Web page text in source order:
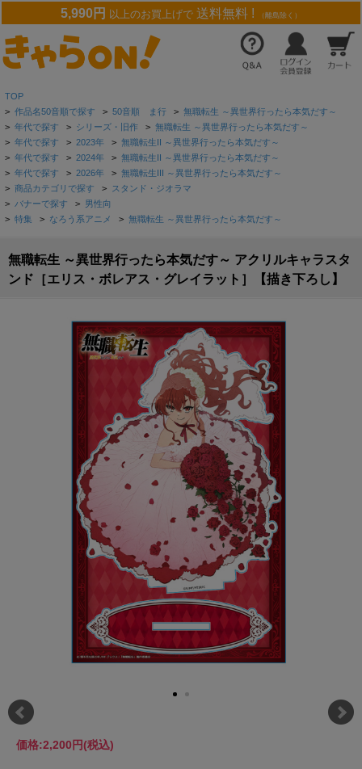
5,990円 以上のお買上げで 送料無料 ! （離島除く）
TOP
> 作品名50音順で探す > 50音順 ま行 > 無職転生 ～異世界行ったら本気だす～
> 年代で探す > シリーズ・旧作 > 無職転生 ～異世界行ったら本気だす～
> 年代で探す > 2023年 > 無職転生II ～異世界行ったら本気だす～
> 年代で探す > 2024年 > 無職転生II ～異世界行ったら本気だす～
> 年代で探す > 2026年 > 無職転生III ～異世界行ったら本気だす～
> 商品カテゴリで探す > スタンド・ジオラマ
> バナーで探す > 男性向
> 特集 > なろう系アニメ > 無職転生 ～異世界行ったら本気だす～
無職転生 ～異世界行ったら本気だす～ アクリルキャラスタ
ンド［エリス・ボレアス・グレイラット］【描き下ろし】
価格:2,200円(税込)